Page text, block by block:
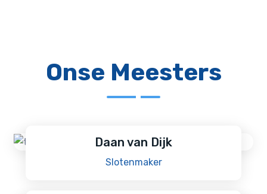
Onse Meesters
Daan van Dijk
Slotenmaker